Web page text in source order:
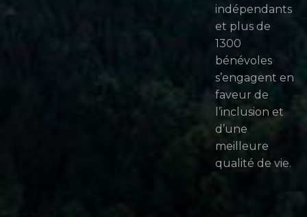
indépendants
et plus de
1300
bénévoles
s’engagent en
faveur de
l’inclusion et
d’une
meilleure
qualité de vie.